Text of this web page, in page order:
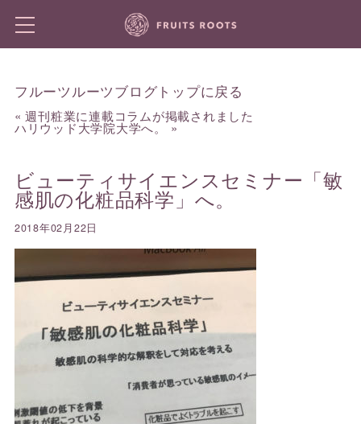
フルーツルーツブログトップに戻る
«週刊粧業に連載コラムが掲載されました
ハリウッド大学院大学へ。»
ビューティサイエンスセミナー「敏
感肌の化粧品科学」へ。
2018年02月22日